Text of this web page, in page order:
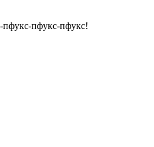
пфукс-пфукс!